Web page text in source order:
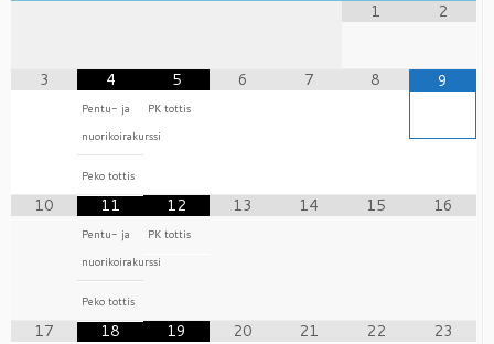
1
2
3 4
Pentu- ja
nuorikoirakurssi
Peko tottis
5
PK tottis
6 7 8 9
10 11
Pentu- ja
nuorikoirakurssi
Peko tottis
12
PK tottis
13 14 15 16
17 18 19 20 21 22 23